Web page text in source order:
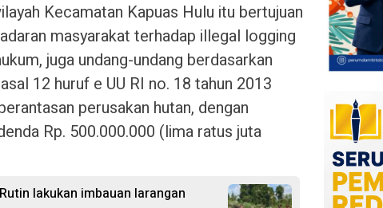
Kecamatan Kapuas Hulu itu bertujuan
masyarakat terhadap illegal logging
juga undang-undang berdasarkan
12 huruf e UU RI no. 18 tahun 2013
perusakan hutan, dengan
Rp. 500.000.000 (lima ratus juta
lakukan imbauan larangan